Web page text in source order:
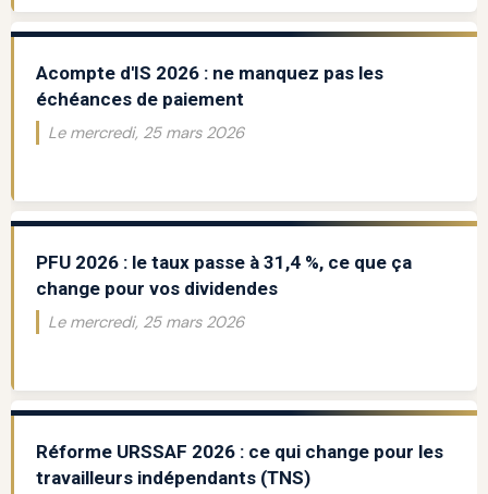
Acompte d'IS 2026 : ne manquez pas les
échéances de paiement
Le mercredi, 25 mars 2026
PFU 2026 : le taux passe à 31,4 %, ce que ça
change pour vos dividendes
Le mercredi, 25 mars 2026
Réforme URSSAF 2026 : ce qui change pour les
travailleurs indépendants (TNS)